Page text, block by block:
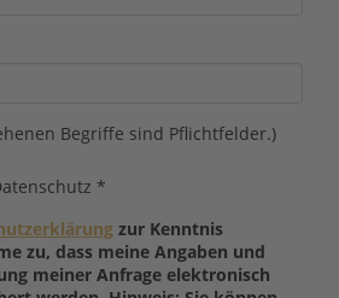
Begriffe sind Pflichtfelder.)
*
zur Kenntnis
zu, dass meine Angaben und
meiner Anfrage elektronisch